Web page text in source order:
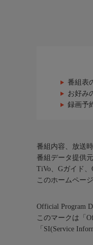
番組表
お好み
録画予
番組内容、放送
番組データ提供
TiVo、Gガイド
このホームペー
Official Program
このマークは「
「SI(Service